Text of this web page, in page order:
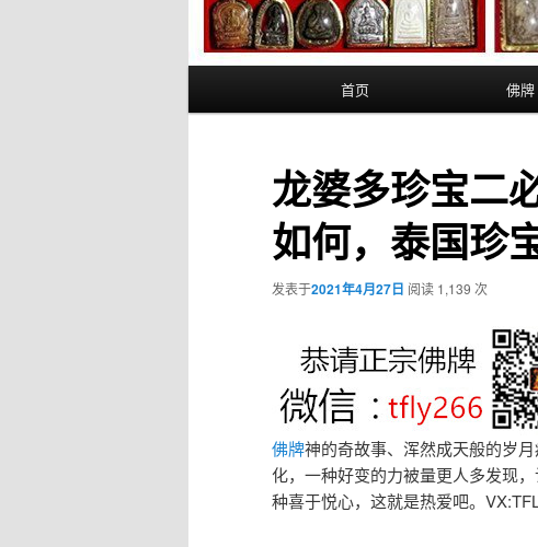
首页 佛牌
龙婆多珍宝二
如何，泰国珍
发表于2021年4月27日 阅读 1,139 次
佛牌神的奇故事、浑然成天般的岁
化，一种好变的力被量更人多发现
种喜于悦心，这就是热爱吧。